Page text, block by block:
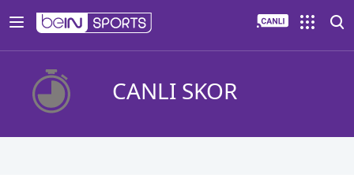
CANLI SKOR